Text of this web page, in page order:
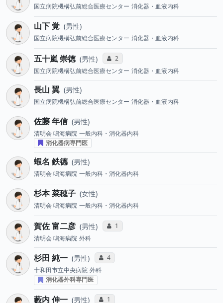
国立病院機構弘前総合医療センター 消化器・血液内科
山下 覚 男性
国立病院機構弘前総合医療センター 消化器・血液内科
五十嵐 崇徳 男性 コミュニケーション・タイプ投票数
2
国立病院機構弘前総合医療センター 消化器・血液内科
長山 翼 男性
国立病院機構弘前総合医療センター 消化器・血液内科
佐藤 年信 男性
清明会 鳴海病院 一般内科・消化器内科
消化器病専門医
蝦名 鉄德 男性
清明会 鳴海病院 一般内科・消化器内科
杉本 菜穂子 女性
清明会 鳴海病院 一般内科・消化器内科
賀佐 富二彦 男性 コミュニケーション・タイプ投票数
1
清明会 鳴海病院 外科
杉田 純一 男性 コミュニケーション・タイプ投票数
4
十和田市立中央病院 外科
消化器外科専門医
藪内 伸一 男性 コミュニケーション・タイプ投票数
1